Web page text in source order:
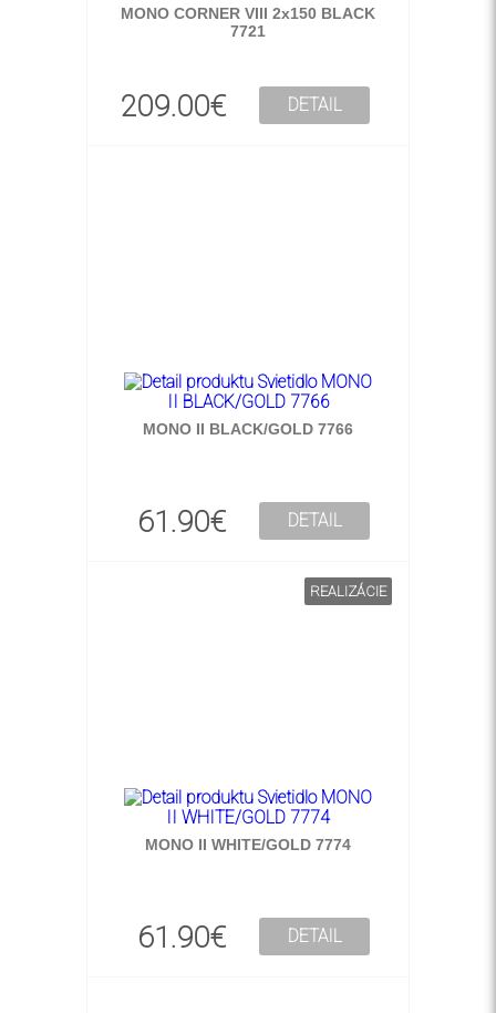
MONO CORNER VIII 2x150 BLACK
7721
209.00€ DETAIL
MONO II BLACK/GOLD 7766
61.90€ DETAIL
REALIZÁCIE
MONO II WHITE/GOLD 7774
61.90€ DETAIL